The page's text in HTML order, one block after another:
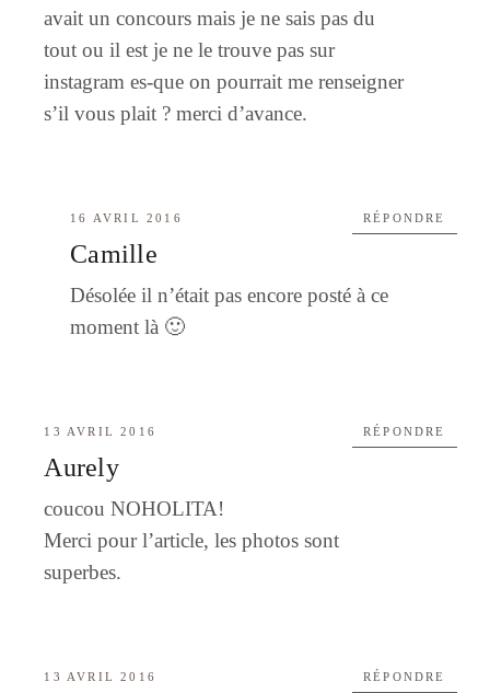
avait un concours mais je ne sais pas du
tout ou il est je ne le trouve pas sur
instagram es-que on pourrait me renseigner
s’il vous plait ? merci d’avance.
16 AVRIL 2016
Camille
Désolée il n’était pas encore posté à ce
moment là 🙂
RÉPONDRE
13 AVRIL 2016
Aurely
coucou NOHOLITA!
Merci pour l’article, les photos sont
superbes.
RÉPONDRE
13 AVRIL 2016 RÉPONDRE